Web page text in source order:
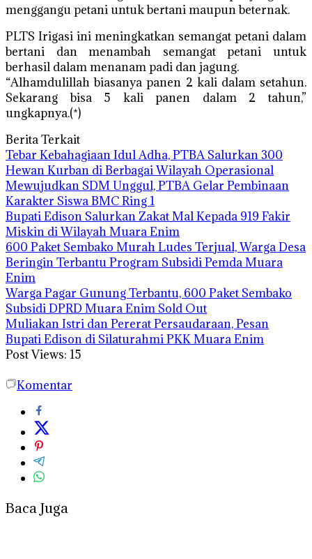
menggangu petani untuk bertani maupun beternak.
PLTS Irigasi ini meningkatkan semangat petani dalam
bertani dan menambah semangat petani untuk
berhasil dalam menanam padi dan jagung.
“Alhamdulillah biasanya panen 2 kali dalam setahun.
Sekarang bisa 5 kali panen dalam 2 tahun,”
ungkapnya.(*)
Berita Terkait
Tebar Kebahagiaan Idul Adha, PTBA Salurkan 300
Hewan Kurban di Berbagai Wilayah Operasional
Mewujudkan SDM Unggul, PTBA Gelar Pembinaan
Karakter Siswa BMC Ring 1
Bupati Edison Salurkan Zakat Mal Kepada 919 Fakir
Miskin di Wilayah Muara Enim
600 Paket Sembako Murah Ludes Terjual, Warga Desa
Beringin Terbantu Program Subsidi Pemda Muara
Enim
Warga Pagar Gunung Terbantu, 600 Paket Sembako
Subsidi DPRD Muara Enim Sold Out
Muliakan Istri dan Pererat Persaudaraan, Pesan
Bupati Edison di Silaturahmi PKK Muara Enim
Post Views: 15
Komentar
Baca Juga